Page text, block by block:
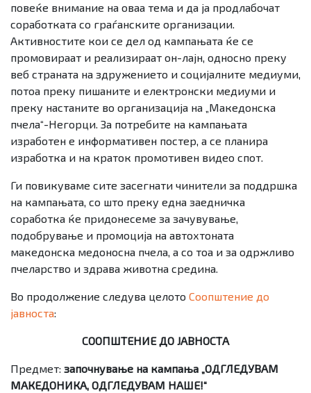
повеќе внимание на оваа тема и да ја продлабочат
соработката со граѓанските организации.
Активностите кои се дел од кампањата ќе се
промовираат и реализираат он-лајн, односно преку
веб страната на здружението и социјалните медиуми,
потоа преку пишаните и електронски медиуми и
преку настаните во организација на „Македонска
пчела“-Негорци. За потребите на кампањата
изработен е информативен постер, а се планира
изработка и на краток промотивен видео спот.
Ги повикуваме сите засегнати чинители за поддршка
на кампањата, со што преку една заедничка
соработка ќе придонесеме за зачувување,
подобрување и промоција на автохтоната
македонска медоносна пчела, а со тоа и за одржливо
пчеларство и здрава животна средина.
Во продолжение следува целото Соопштение до
јавноста:
СООПШТЕНИЕ ДО ЈАВНОСТА
Предмет: започнување на кампања „ОДГЛЕДУВАМ
МАКЕДОНИКА, ОДГЛЕДУВАМ НАШЕ!“